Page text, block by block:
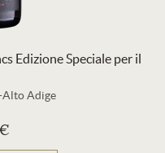
Edizione Speciale per il
Adige